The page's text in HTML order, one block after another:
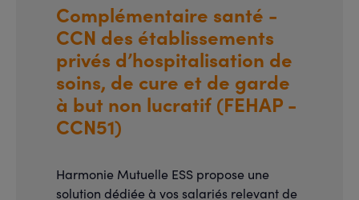
Complémentaire santé -
CCN des établissements
privés d’hospitalisation de
soins, de cure et de garde
à but non lucratif (FEHAP -
CCN51)
Harmonie Mutuelle ESS propose une
solution dédiée à vos salariés relevant de